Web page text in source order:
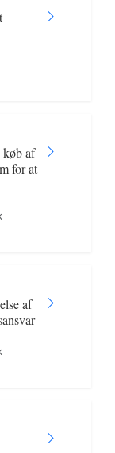
køb af
for at
af